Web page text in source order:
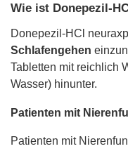
Wie ist Donepezil-
Donepezil-HCl
Schlafengehen
Tabletten mit reichlich
Wasser) hinunter.
Patienten mit
Patienten mit